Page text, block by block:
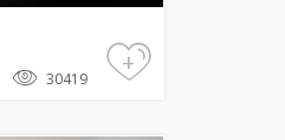
30419
+